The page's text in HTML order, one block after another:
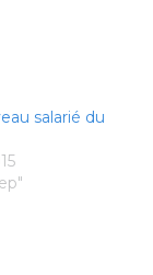
salarié du